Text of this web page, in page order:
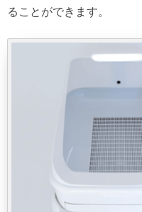
ることができます。